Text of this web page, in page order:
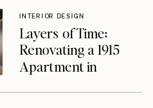
Layers of Time:
Renovating a 1915
Apartment in
INTERIOR DESIGN